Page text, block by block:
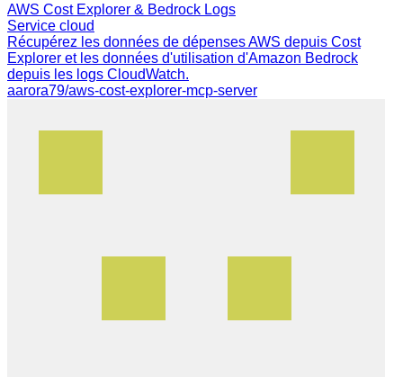
AWS Cost Explorer & Bedrock Logs
Service cloud
Récupérez les données de dépenses AWS depuis Cost
Explorer et les données d'utilisation d'Amazon Bedrock
depuis les logs CloudWatch.
aarora79/aws-cost-explorer-mcp-server